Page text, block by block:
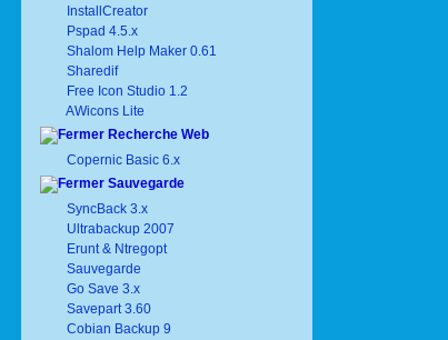
InstallCreator
Pspad 4.5.x
Shalom Help Maker 0.61
Sharedif
Free Icon Studio 1.2
AWicons Lite
Recherche Web
Copernic Basic 6.x
Sauvegarde
SyncBack 3.x
Ultrabackup 2007
Erunt & Ntregopt
Sauvegarde
Go Save 3.x
Savepart 3.60
Cobian Backup 9